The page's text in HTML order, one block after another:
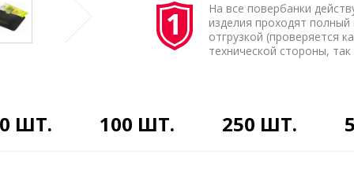
На все повербанки
изделия проходят
отгрузкой (проверяется
технической стороны,
ШТ. 100 ШТ. 250 ШТ.